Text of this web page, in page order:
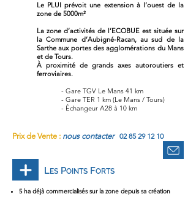
Le PLUI prévoit une extension à l’ouest de la
zone de 5000m²
La zone d’activités de l’ECOBUE est située sur
la Commune d’Aubigné-Racan, au sud de la
Sarthe aux portes des agglomérations du Mans
et de Tours.
À proximité de grands axes autoroutiers et
ferroviaires.
- Gare TGV Le Mans 41 km
- Gare TER 1 km (Le Mans / Tours)
- Échangeur A28 à 10 km
Prix de Vente : nous contacter 02 85 29 12 10
LES POINTS FORTS
5 ha déjà commercialisés sur la zone depuis sa création